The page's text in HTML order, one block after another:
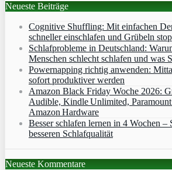
Neueste Beiträge
Cognitive Shuffling: Mit einfachen
schneller einschlafen und Grübeln
Schlafprobleme in Deutschland:
Menschen schlecht schlafen und was
Powernapping richtig anwenden:
sofort produktiver werden
Amazon Black Friday Woche 2026:
Audible, Kindle Unlimited,
Amazon Hardware
Besser schlafen lernen in 4 Wochen –
besseren Schlafqualität
Neueste Kommentare